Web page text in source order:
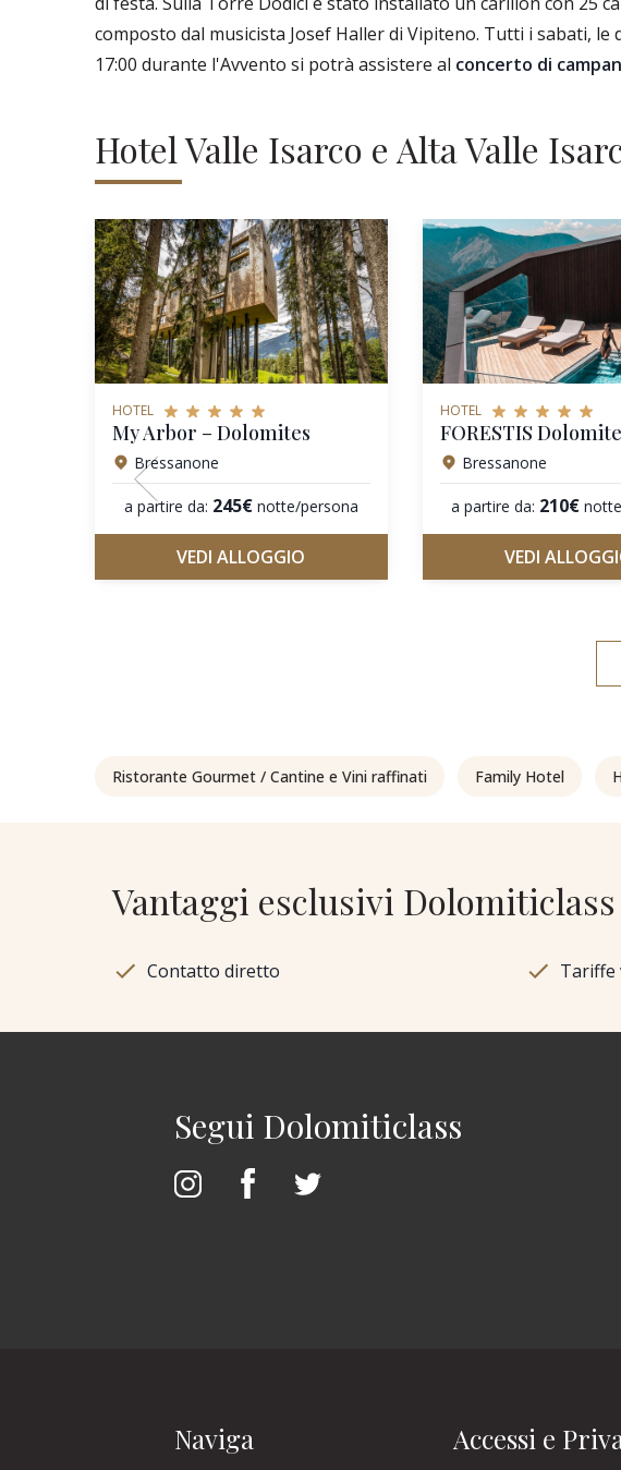
composto dal musicista Josef Haller di Vipiteno. Tutti i sabati,
17:00 durante l'Avvento si potrà assistere al concerto di
Hotel Valle Isarco e Alta Valle
HOTEL
My Arbor – Dolomites
Bressanone
a partire da: 245€ notte/persona
VEDI ALLOGGIO
HOTEL
Bressanone
a partire da: 210€
VEDI
Ristorante Gourmet / Cantine e Vini raffinati Family Hotel
Vantaggi esclusivi Dolomiticlass
Contatto diretto Tariffe
Segui Dolomiticlass
Naviga Accessi e